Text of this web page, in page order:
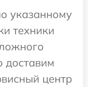
указанному
техники
доставим
центр